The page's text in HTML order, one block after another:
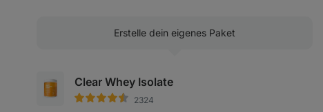
Erstelle dein eigenes Paket
Clear Whey Isolate
2324